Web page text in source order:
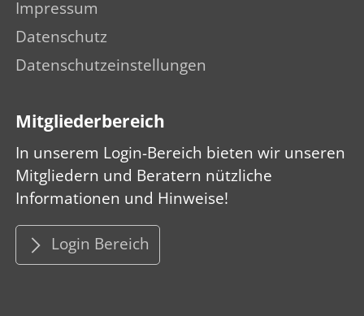
Impressum
Datenschutz
Datenschutzeinstellungen
Mitgliederbereich
In unserem Login-Bereich bieten wir unseren
Mitgliedern und Beratern nützliche
Informationen und Hinweise!
Login Bereich